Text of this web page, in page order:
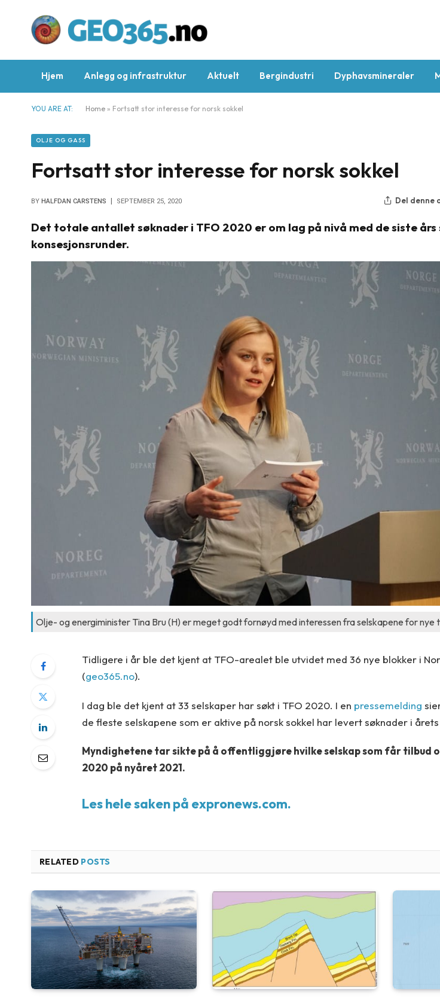
Hjem Anlegg og infrastruktur Aktuelt Bergindustri Dyphavsmineraler
YOU ARE AT: Home » Fortsatt stor interesse for norsk sokkel
OLJE OG GASS
Fortsatt stor interesse for norsk sokkel
BY HALFDAN CARSTENS SEPTEMBER 25, 2020 Del denne
Det totale antallet søknader i TFO 2020 er om lag på nivå med de siste års
konsesjonsrunder.
Olje- og energiminister Tina Bru (H) er meget godt fornøyd med interessen fra selskapene for nye
Tidligere i år ble det kjent at TFO-arealet ble utvidet med 36 nye blokker i
(geo365.no).
I dag ble det kjent at 33 selskaper har søkt i TFO 2020. I en pressemelding
de fleste selskapene som er aktive på norsk sokkel har levert søknader i
Myndighetene tar sikte på å offentliggjøre hvilke selskap som får tilbud
2020 på nyåret 2021.
Les hele saken på expronews.com.
RELATED POSTS